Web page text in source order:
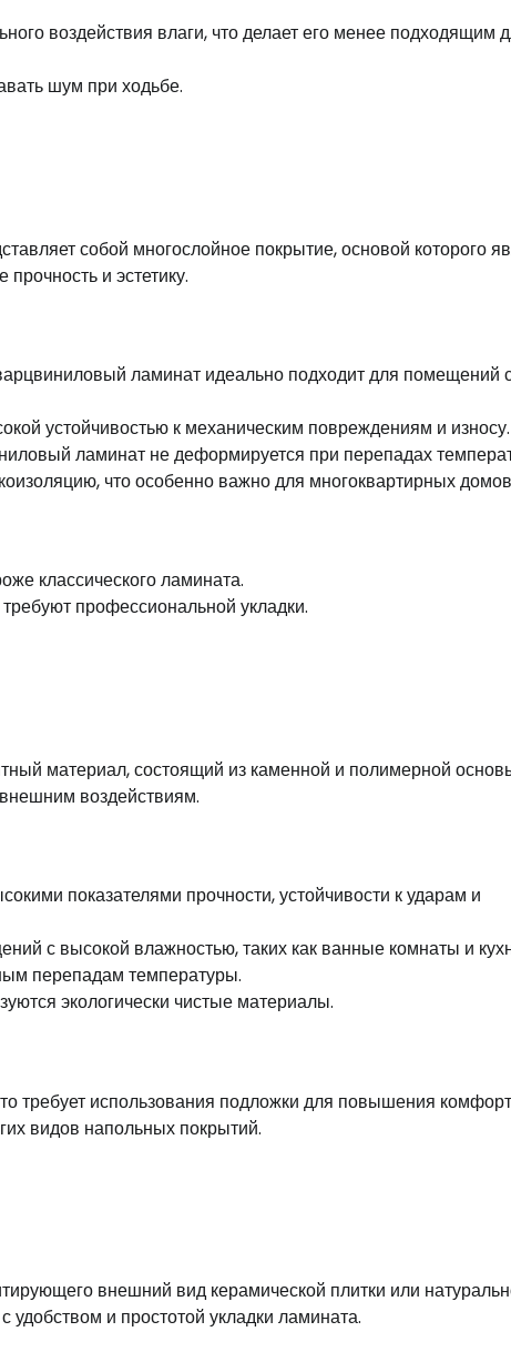
воздействия влаги, что делает его менее подходящим
шум при ходьбе.
собой многослойное покрытие, основой которого
и эстетику.
ламинат идеально подходит для помещений
устойчивостью к механическим повреждениям и износу.
ламинат не деформируется при перепадах
что особенно важно для многоквартирных
классического ламината.
профессиональной укладки.
материал, состоящий из каменной и полимерной
воздействиям.
показателями прочности, устойчивости к ударам и
с высокой влажностью, таких как ванные комнаты и
перепадам температуры.
экологически чистые материалы.
требует использования подложки для повышения
видов напольных покрытий.
внешний вид керамической плитки или
удобством и простотой укладки ламината.